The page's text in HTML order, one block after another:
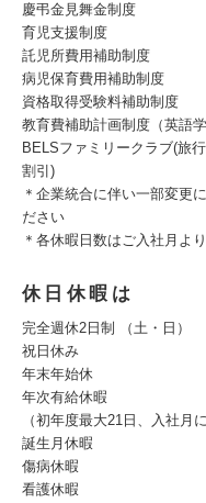
慶弔金見舞金制度
育児支援制度
託児所費用補助制度
病児保育費用補助制度
資格取得受験料補助制度
教育費補助計画制度（英語学
BELSファミリークラブ(旅
割引)
＊企業統合に伴い一部変更
ださい
＊各休暇日数はご入社月よ
休日休暇は
完全週休2日制 （土・日）
祝日休み
年末年始休
年次有給休暇
（初年度最大21日、入社月
誕生月休暇
傷病休暇
看護休暇